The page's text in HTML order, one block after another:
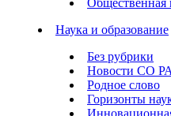
Общественная
Наука и образование
Без рубрики
Новости СО
Родное слово
Горизонты